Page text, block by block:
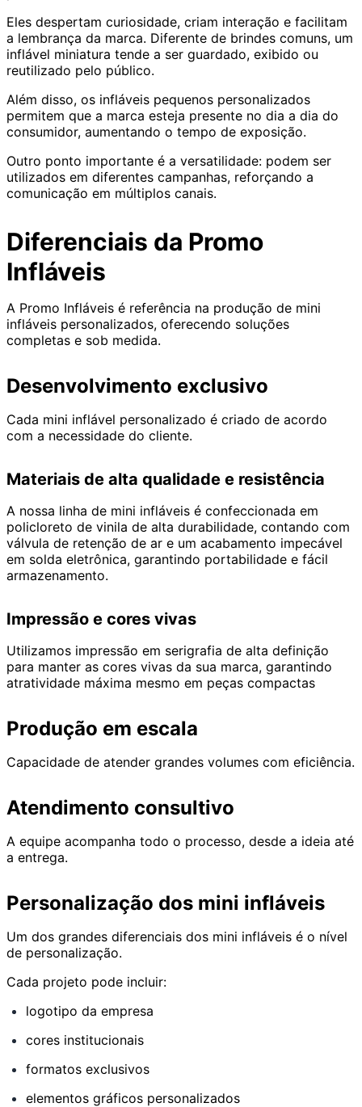
Eles despertam curiosidade, criam interação e facilitam
a lembrança da marca. Diferente de brindes comuns, um
inflável miniatura tende a ser guardado, exibido ou
reutilizado pelo público.
Além disso, os infláveis pequenos personalizados
permitem que a marca esteja presente no dia a dia do
consumidor, aumentando o tempo de exposição.
Outro ponto importante é a versatilidade: podem ser
utilizados em diferentes campanhas, reforçando a
comunicação em múltiplos canais.
Diferenciais da Promo
Infláveis
A Promo Infláveis é referência na produção de mini
infláveis personalizados, oferecendo soluções
completas e sob medida.
Desenvolvimento exclusivo
Cada mini inflável personalizado é criado de acordo
com a necessidade do cliente.
Materiais de alta qualidade e resistência
A nossa linha de mini infláveis é confeccionada em
policloreto de vinila de alta durabilidade, contando com
válvula de retenção de ar e um acabamento impecável
em solda eletrônica, garantindo portabilidade e fácil
armazenamento.
Impressão e cores vivas
Utilizamos impressão em serigrafia de alta definição
para manter as cores vivas da sua marca, garantindo
atratividade máxima mesmo em peças compactas
Produção em escala
Capacidade de atender grandes volumes com eficiência.
Atendimento consultivo
A equipe acompanha todo o processo, desde a ideia até
a entrega.
Personalização dos mini infláveis
Um dos grandes diferenciais dos mini infláveis é o nível
de personalização.
Cada projeto pode incluir:
logotipo da empresa
cores institucionais
formatos exclusivos
elementos gráficos personalizados